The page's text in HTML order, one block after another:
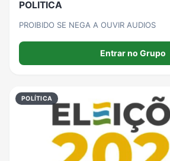
POLITICA
PROIBIDO SE NEGA A OUVIR AUDIOS
Entrar no Grupo
POLÍTICA